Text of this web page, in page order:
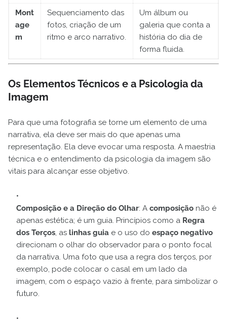
Mont
age
m
Sequenciamento das
fotos, criação de um
ritmo e arco narrativo.
Um álbum ou
galeria que conta a
história do dia de
forma fluida.
Os Elementos Técnicos e a Psicologia da
Imagem
Para que uma fotografia se torne um elemento de uma
narrativa, ela deve ser mais do que apenas uma
representação. Ela deve evocar uma resposta. A maestria
técnica e o entendimento da psicologia da imagem são
vitais para alcançar esse objetivo.
Composição e a Direção do Olhar: A composição não é
apenas estética; é um guia. Princípios como a Regra
dos Terços, as linhas guia e o uso do espaço negativo
direcionam o olhar do observador para o ponto focal
da narrativa. Uma foto que usa a regra dos terços, por
exemplo, pode colocar o casal em um lado da
imagem, com o espaço vazio à frente, para simbolizar o
futuro.